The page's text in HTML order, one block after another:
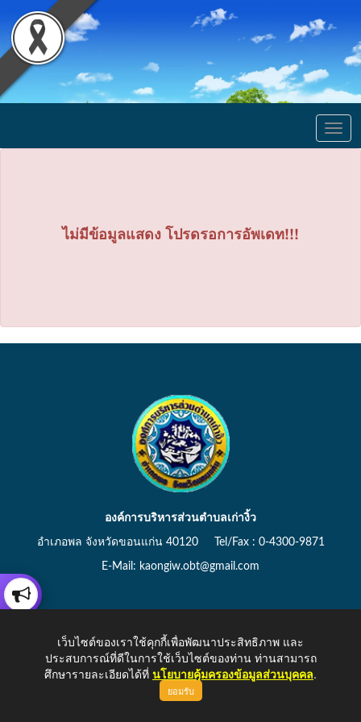
ไม่มีข้อมูลแสดง โปรดรอการอัพเดท!!!
องค์การบริหารส่วนตำบลเก่างิ้ว
อำเภอพล จังหวัดขอนแก่น 40120 Tel/Fax : 0-4300-9871
E-Mail: kaongiw.obt@gmail.com
Copyright © 2026 All Right Resive http://www.kaongiw.go.th
เว็บไซต์ของเราใช้คุกกี้เพื่อพัฒนาประสิทธิภาพ และ
ประสบการณ์ที่ดีในการใช้เว็บไซต์ของท่าน ท่านสามารถ
ศึกษารายละเอียดได้ที่ นโยบายคุ้มครองข้อมูลส่วนบุคคล.
ยอมรับ